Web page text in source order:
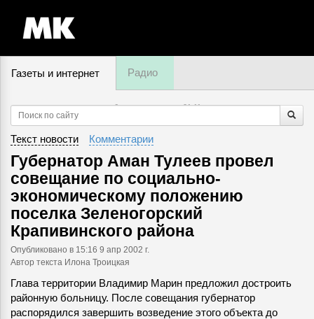
Газеты и интернет Радио
6 августа, четверг,21:11
Текст новости Комментарии
Губернатор Аман Тулеев провел
совещание по социально-
экономическому положению
поселка Зеленогорский
Крапивинского района
Опубликовано в 15:16 9 апр 2002 г.
Автор текста Илона Троицкая
Глава территории Владимир Марин предложил достроить
районную больницу. После совещания губернатор
распорядился завершить возведение этого объекта до